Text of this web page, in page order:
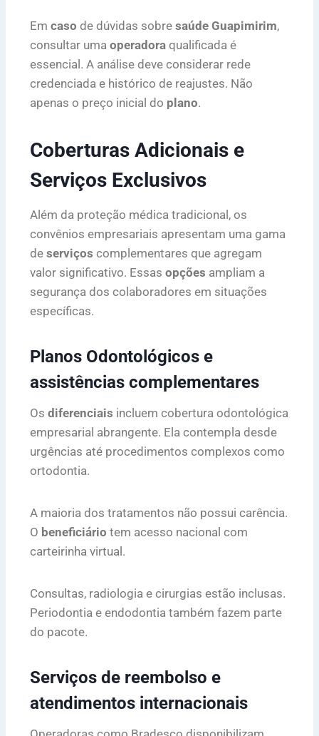
Em caso de dúvidas sobre saúde Guapimirim,
consultar uma operadora qualificada é
essencial. A análise deve considerar rede
credenciada e histórico de reajustes. Não
apenas o preço inicial do plano.
Coberturas Adicionais e
Serviços Exclusivos
Além da proteção médica tradicional, os
convênios empresariais apresentam uma gama
de serviços complementares que agregam
valor significativo. Essas opções ampliam a
segurança dos colaboradores em situações
específicas.
Planos Odontológicos e
assistências complementares
Os diferenciais incluem cobertura odontológica
empresarial abrangente. Ela contempla desde
urgências até procedimentos complexos como
ortodontia.
A maioria dos tratamentos não possui carência.
O beneficiário tem acesso nacional com
carteirinha virtual.
Consultas, radiologia e cirurgias estão inclusas.
Periodontia e endodontia também fazem parte
do pacote.
Serviços de reembolso e
atendimentos internacionais